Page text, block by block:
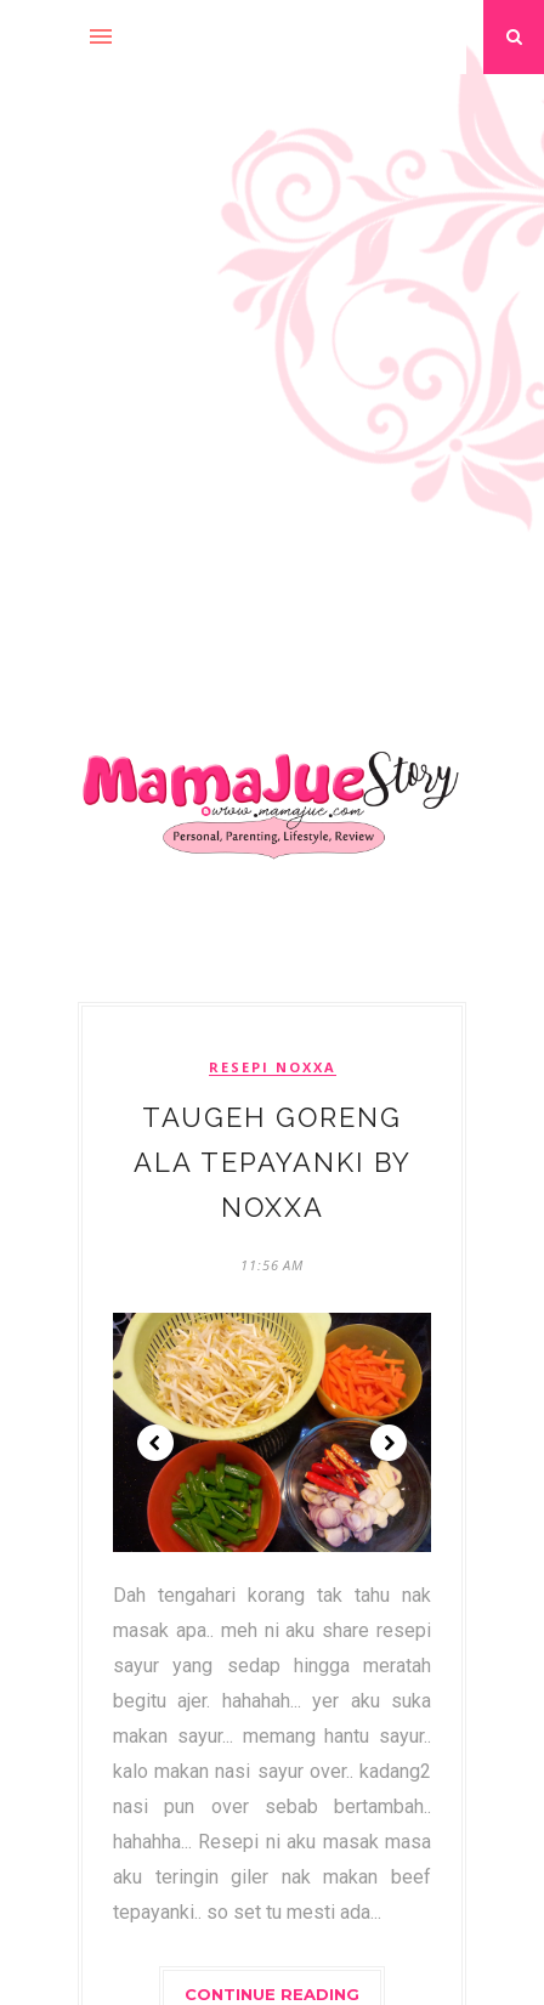
RESEPI NOXXA
TAUGEH GORENG
ALA TEPAYANKI BY
NOXXA
11:56 AM
Dah tengahari korang tak tahu nak
masak apa.. meh ni aku share resepi
sayur yang sedap hingga meratah
begitu ajer. hahahah... yer aku suka
makan sayur... memang hantu sayur..
kalo makan nasi sayur over.. kadang2
nasi pun over sebab bertambah..
hahahha... Resepi ni aku masak masa
aku teringin giler nak makan beef
tepayanki.. so set tu mesti ada...
CONTINUE READING